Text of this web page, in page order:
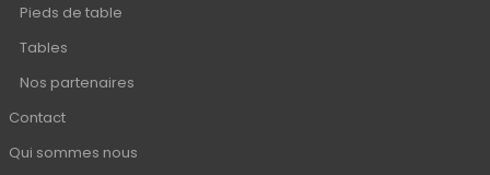
Pieds de table
Tables
Nos partenaires
Contact
Qui sommes nous